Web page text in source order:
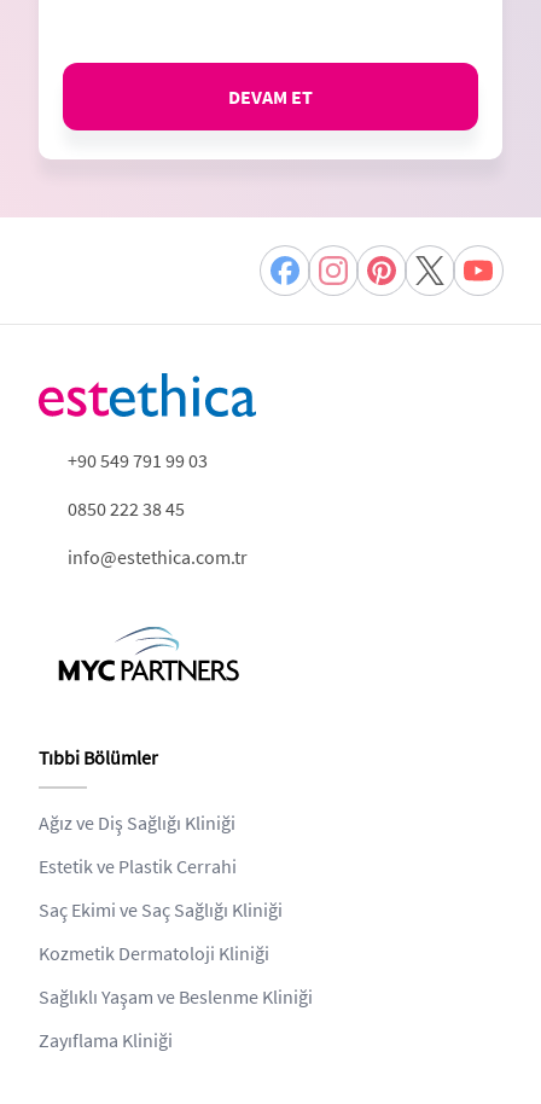
DEVAM ET
+90 549 791 99 03
0850 222 38 45
info@estethica.com.tr
Tıbbi Bölümler
Ağız ve Diş Sağlığı Kliniği
Estetik ve Plastik Cerrahi
Saç Ekimi ve Saç Sağlığı Kliniği
Kozmetik Dermatoloji Kliniği
Sağlıklı Yaşam ve Beslenme Kliniği
Zayıflama Kliniği